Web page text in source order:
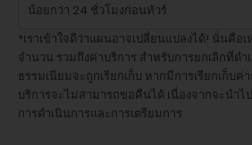
น้อยกว่า 24 ชั่วโมงก่อนทัวร์
*เราเข้าใจดีว่าแผนอาจเปลี่ยนแปลงได้! นั่นคือ
จำนวน รวมถึงค่าบริการ สำหรับการยกเลิกที่ด
ธรรมเนียมจะถูกเรียกเก็บ หากมีการเรียกเก็บค่
บริการจะไม่สามารถขอคืนได้ เนื่องจากจะนำ
การดำเนินการและการเตรียมการ